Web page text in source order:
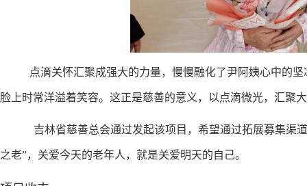
点滴关怀汇聚成强大的力量，慢慢融化了尹阿姨心中的
脸上时常洋溢着笑容。这正是慈善的意义，以点滴微光，汇聚
吉林省慈善总会通过发起该项目，希望通过拓展募集渠
之老”，关爱今天的老年人，就是关爱明天的自己。